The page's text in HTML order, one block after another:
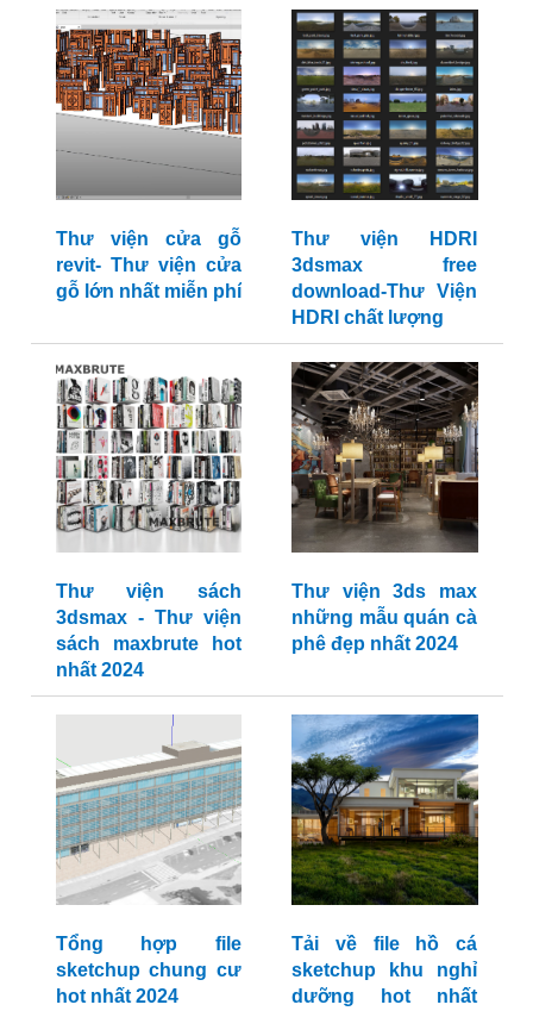
Thư viện cửa gỗ
revit- Thư viện cửa
gỗ lớn nhất miễn phí
Thư viện HDRI
3dsmax free
download-Thư Viện
HDRI chất lượng
Thư viện sách
3dsmax - Thư viện
sách maxbrute hot
nhất 2024
Thư viện 3ds max
những mẫu quán cà
phê đẹp nhất 2024
Tổng hợp file
sketchup chung cư
hot nhất 2024
Tải về file hồ cá
sketchup khu nghỉ
dưỡng hot nhất